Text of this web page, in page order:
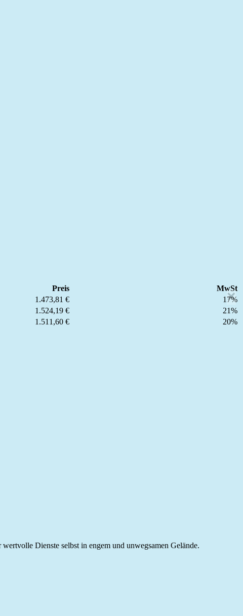
×
Preis
MwSt
1.473,81 €
17%
1.524,19 €
21%
1.511,60 € 20%
wertvolle Dienste selbst in engem und unwegsamen Gelände.